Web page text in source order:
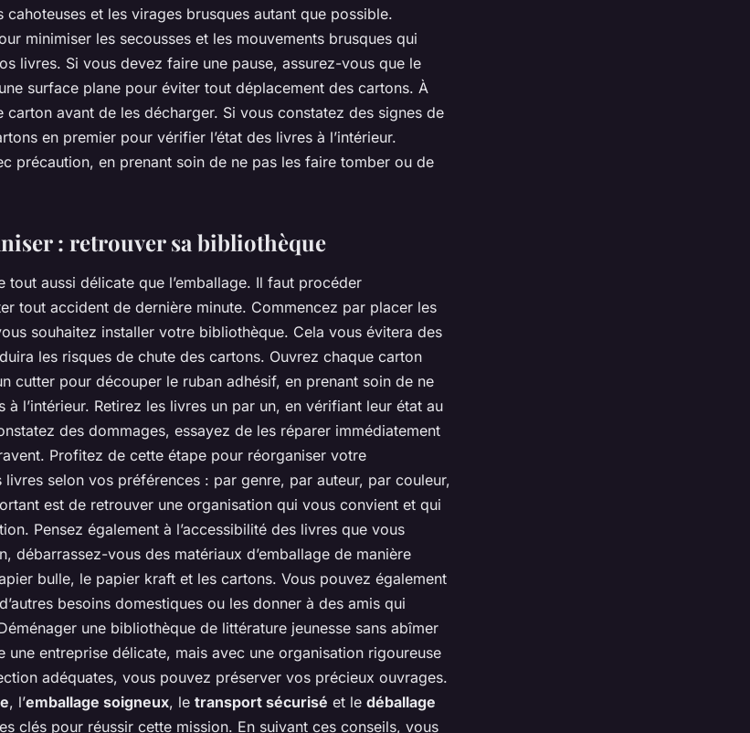
et les virages brusques autant que possible.
minimiser les secousses et les mouvements brusques qui
livres. Si vous devez faire une pause, assurez-vous que le
surface plane pour éviter tout déplacement des cartons. À
carton avant de les décharger. Si vous constatez des signes de
en premier pour vérifier l’état des livres à l’intérieur.
précaution, en prenant soin de ne pas les faire tomber ou de
: retrouver sa bibliothèque
tout aussi délicate que l’emballage. Il faut procéder
tout accident de dernière minute. Commencez par placer les
souhaitez installer votre bibliothèque. Cela vous évitera des
les risques de chute des cartons. Ouvrez chaque carton
cutter pour découper le ruban adhésif, en prenant soin de ne
à l’intérieur. Retirez les livres un par un, en vérifiant leur état au
des dommages, essayez de les réparer immédiatement
Profitez de cette étape pour réorganiser votre
selon vos préférences : par genre, par auteur, par couleur,
est de retrouver une organisation qui vous convient et qui
Pensez également à l’accessibilité des livres que vous
débarrassez-vous des matériaux d’emballage de manière
bulle, le papier kraft et les cartons. Vous pouvez également
besoins domestiques ou les donner à des amis qui
une bibliothèque de littérature jeunesse sans abîmer
une entreprise délicate, mais avec une organisation rigoureuse
adéquates, vous pouvez préserver vos précieux ouvrages.
, l’emballage soigneux, le transport sécurisé et le déballage
clés pour réussir cette mission. En suivant ces conseils, vous